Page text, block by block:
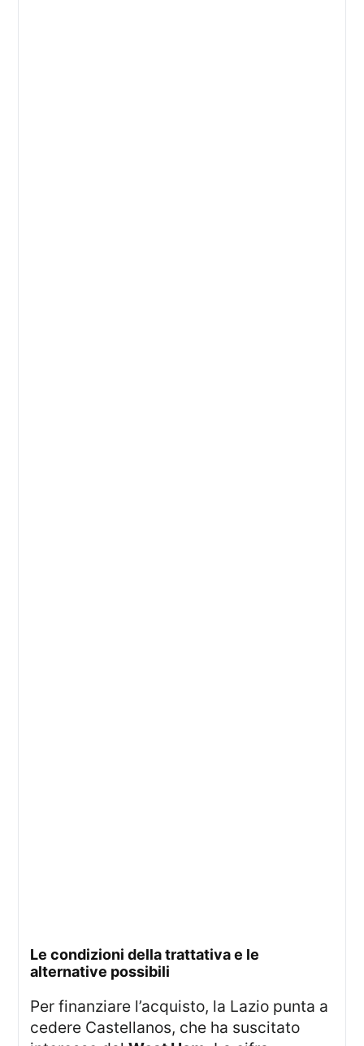
le condizioni della trattativa e le
alternative possibili
Per finanziare l’acquisto, la Lazio punta a
cedere Castellanos, che ha suscitato